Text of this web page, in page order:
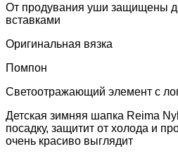
От продувания уши защищены
вставками
Оригинальная вязка
Помпон
Светоотражающий элемент с
Детская зимняя шапка Reima
посадку, защитит от холода и
очень красиво выглядит